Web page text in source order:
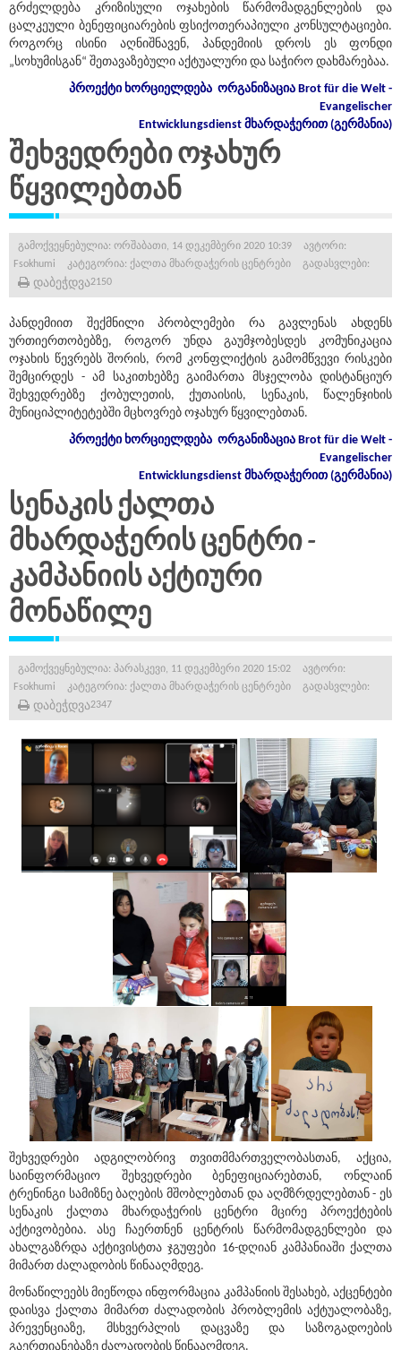
გრძელდება კრიზისული ოჯახების წარმომადგენლების და
ცალკეული ბენეფიციარების ფსიქოთერაპიული კონსულტაციები.
როგორც ისინი აღნიშნავენ, პანდემიის დროს ეს ფონდი
„სოხუმისგან“ შეთავაზებული აქტუალური და საჭირო დახმარებაა.
პროექტი ხორციელდება ორგანიზაცია Brot für die Welt -
Evangelischer
Entwicklungsdienst მხარდაჭერით (გერმანია)
შეხვედრები ოჯახურ
წყვილებთან
გამოქვეყნებულია: ორშაბათი, 14 დეკემბერი 2020 10:39
ავტორი:
Fsokhumi
კატეგორია: ქალთა მხარდაჭერის ცენტრები
გადასვლები:
2150
დაბეჭდვა
პანდემიით შექმნილი პრობლემები რა გავლენას ახდენს
ურთიერთობებზე, როგორ უნდა გაუმჯობესდეს კომუნიკაცია
ოჯახის წევრებს შორის, რომ კონფლიქტის გამომწვევი რისკები
შემცირდეს - ამ საკითხებზე გაიმართა მსჯელობა დისტანციურ
შეხვედრებზე ქობულეთის, ქუთაისის, სენაკის, წალენჯიხის
მუნიციპლიტეტებში მცხოვრებ ოჯახურ წყვილებთან.
პროექტი ხორციელდება ორგანიზაცია Brot für die Welt -
Evangelischer
Entwicklungsdienst მხარდაჭერით (გერმანია)
სენაკის ქალთა
მხარდაჭერის ცენტრი -
კამპანიის აქტიური
მონაწილე
გამოქვეყნებულია: პარასკევი, 11 დეკემბერი 2020 15:02
ავტორი:
Fsokhumi
კატეგორია: ქალთა მხარდაჭერის ცენტრები
გადასვლები:
2347
დაბეჭდვა
შეხვედრები ადგილობრივ თვითმმართველობასთან, აქცია,
საინფორმაციო შეხვედრები ბენეფიციარებთან, ონლაინ
ტრენინგი სამიზნე ბაღების მშობლებთან და აღმზრდელებთან - ეს
სენაკის ქალთა მხარდაჭერის ცენტრი მცირე პროექტების
აქტივობებია. ასე ჩაერთნენ ცენტრის წარმომადგენლები და
ახალგაზრდა აქტივისტთა ჯგუფები 16-დღიან კამპანიაში ქალთა
მიმართ ძალადობის წინააღმდეგ.
მონაწილეებს მიეწოდა ინფორმაცია კამპანიის შესახებ, აქცენტები
დაისვა ქალთა მიმართ ძალადობის პრობლემის აქტუალობაზე,
პრევენციაზე, მსხვერპლის დაცვაზე და საზოგადოების
გაერთიანებაზე ძალადობის წინააღმდეგ.